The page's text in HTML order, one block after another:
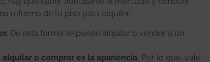
reforma de tu piso para alquiler:
De esta forma se puede alquilar o vender a un
o comprar es la apariencia. Por lo que, vale